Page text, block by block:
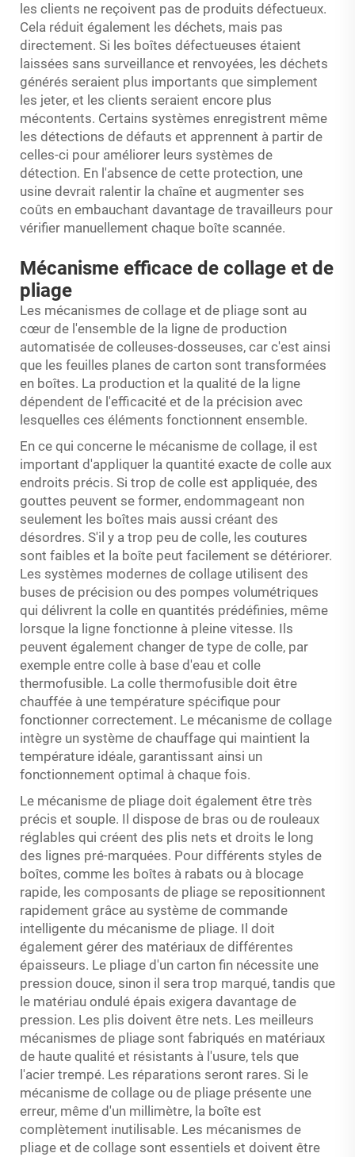
les clients ne reçoivent pas de produits défectueux.
Cela réduit également les déchets, mais pas
directement. Si les boîtes défectueuses étaient
laissées sans surveillance et renvoyées, les déchets
générés seraient plus importants que simplement
les jeter, et les clients seraient encore plus
mécontents. Certains systèmes enregistrent même
les détections de défauts et apprennent à partir de
celles-ci pour améliorer leurs systèmes de
détection. En l'absence de cette protection, une
usine devrait ralentir la chaîne et augmenter ses
coûts en embauchant davantage de travailleurs pour
vérifier manuellement chaque boîte scannée.
Mécanisme efficace de collage et de
pliage
Les mécanismes de collage et de pliage sont au
cœur de l'ensemble de la ligne de production
automatisée de colleuses-dosseuses, car c'est ainsi
que les feuilles planes de carton sont transformées
en boîtes. La production et la qualité de la ligne
dépendent de l'efficacité et de la précision avec
lesquelles ces éléments fonctionnent ensemble.
En ce qui concerne le mécanisme de collage, il est
important d'appliquer la quantité exacte de colle aux
endroits précis. Si trop de colle est appliquée, des
gouttes peuvent se former, endommageant non
seulement les boîtes mais aussi créant des
désordres. S'il y a trop peu de colle, les coutures
sont faibles et la boîte peut facilement se détériorer.
Les systèmes modernes de collage utilisent des
buses de précision ou des pompes volumétriques
qui délivrent la colle en quantités prédéfinies, même
lorsque la ligne fonctionne à pleine vitesse. Ils
peuvent également changer de type de colle, par
exemple entre colle à base d'eau et colle
thermofusible. La colle thermofusible doit être
chauffée à une température spécifique pour
fonctionner correctement. Le mécanisme de collage
intègre un système de chauffage qui maintient la
température idéale, garantissant ainsi un
fonctionnement optimal à chaque fois.
Le mécanisme de pliage doit également être très
précis et souple. Il dispose de bras ou de rouleaux
réglables qui créent des plis nets et droits le long
des lignes pré-marquées. Pour différents styles de
boîtes, comme les boîtes à rabats ou à blocage
rapide, les composants de pliage se repositionnent
rapidement grâce au système de commande
intelligente du mécanisme de pliage. Il doit
également gérer des matériaux de différentes
épaisseurs. Le pliage d'un carton fin nécessite une
pression douce, sinon il sera trop marqué, tandis que
le matériau ondulé épais exigera davantage de
pression. Les plis doivent être nets. Les meilleurs
mécanismes de pliage sont fabriqués en matériaux
de haute qualité et résistants à l'usure, tels que
l'acier trempé. Les réparations seront rares. Si le
mécanisme de collage ou de pliage présente une
erreur, même d'un millimètre, la boîte est
complètement inutilisable. Les mécanismes de
pliage et de collage sont essentiels et doivent être